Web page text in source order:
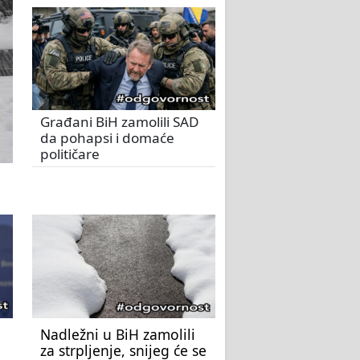
Građani BiH zamolili SAD
da pohapsi i domaće
političare
Nadležni u BiH zamolili
za strpljenje, snijeg će se